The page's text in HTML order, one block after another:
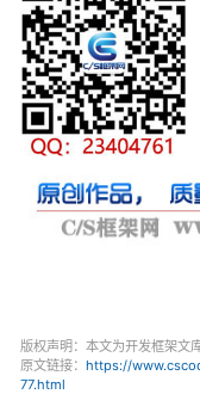
版权声明：本文为开发框架文
原文链接： https://
77.html